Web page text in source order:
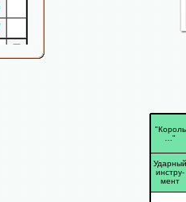
"Король
…"
Ударный
инстру-
мент